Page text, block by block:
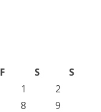
F S
S
1
2
8
9